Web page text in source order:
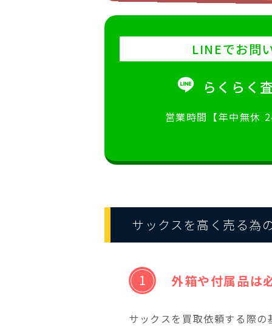
LINEでお問
らくらく
営業時間【年中無休
サックスを高く売る為
外箱や付属品は
サックスを買取依頼する際